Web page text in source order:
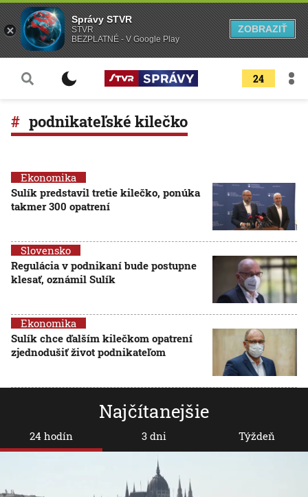
24
podnikateľské kilečko
Ekonomika
Sulík predstavil tretie kilečko, ponúka
takmer 300 opatrení
Slovensko
Regulácia v podnikaní bude postupne
klesať, oznámil Sulík
Ekonomika
Sulík chce ďalším kilečkom opatrení
zjednodušiť život podnikateľom
Najčítanejšie
24 hodín 3 dni Týždeň
Správy STVR
STVR
BEZPLATNÉ - V Google Play
ZOBRAZIŤ